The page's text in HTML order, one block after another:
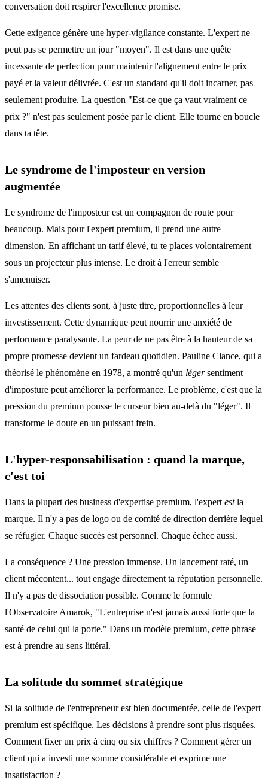
conversation doit respirer l'excellence promise.
Cette exigence génère une hyper-vigilance constante. L'expert ne
peut pas se permettre un jour "moyen". Il est dans une quête
incessante de perfection pour maintenir l'alignement entre le prix
payé et la valeur délivrée. C'est un standard qu'il doit incarner, pas
seulement produire. La question "Est-ce que ça vaut vraiment ce
prix ?" n'est pas seulement posée par le client. Elle tourne en boucle
dans ta tête.
Le syndrome de l'imposteur en version
augmentée
Le syndrome de l'imposteur est un compagnon de route pour
beaucoup. Mais pour l'expert premium, il prend une autre
dimension. En affichant un tarif élevé, tu te places volontairement
sous un projecteur plus intense. Le droit à l'erreur semble
s'amenuiser.
Les attentes des clients sont, à juste titre, proportionnelles à leur
investissement. Cette dynamique peut nourrir une anxiété de
performance paralysante. La peur de ne pas être à la hauteur de sa
propre promesse devient un fardeau quotidien. Pauline Clance, qui a
théorisé le phénomène en 1978, a montré qu'un légersentiment
d'imposture peut améliorer la performance. Le problème, c'est que la
pression du premium pousse le curseur bien au-delà du "léger". Il
transforme le doute en un puissant frein.
L'hyper-responsabilisation : quand la marque,
c'est toi
Dans la plupart des business d'expertise premium, l'expert estla
marque. Il n'y a pas de logo ou de comité de direction derrière lequel
se réfugier. Chaque succès est personnel. Chaque échec aussi.
La conséquence ? Une pression immense. Un lancement raté, un
client mécontent... tout engage directement ta réputation personnelle.
Il n'y a pas de dissociation possible. Comme le formule
l'Observatoire Amarok, "L'entreprise n'est jamais aussi forte que la
santé de celui qui la porte." Dans un modèle premium, cette phrase
est à prendre au sens littéral.
La solitude du sommet stratégique
Si la solitude de l'entrepreneur est bien documentée, celle de l'expert
premium est spécifique. Les décisions à prendre sont plus risquées.
Comment fixer un prix à cinq ou six chiffres ? Comment gérer un
client qui a investi une somme considérable et exprime une
insatisfaction ?